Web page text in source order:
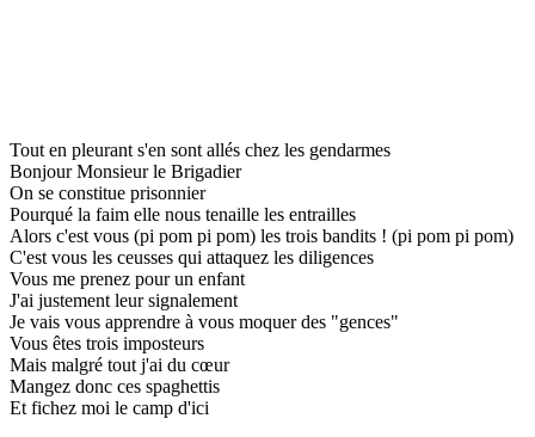
Tout en pleurant s'en sont allés chez les gendarmes
Bonjour Monsieur le Brigadier
On se constitue prisonnier
Pourqué la faim elle nous tenaille les entrailles
Alors c'est vous (pi pom pi pom) les trois bandits ! (pi pom pi pom)
C'est vous les ceusses qui attaquez les diligences
Vous me prenez pour un enfant
J'ai justement leur signalement
Je vais vous apprendre à vous moquer des "gences"
Vous êtes trois imposteurs
Mais malgré tout j'ai du cœur
Mangez donc ces spaghettis
Et fichez moi le camp d'ici